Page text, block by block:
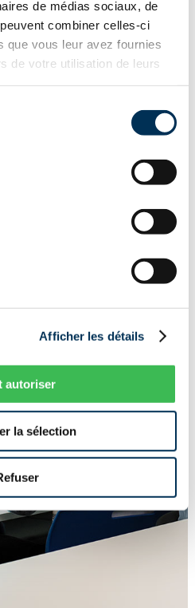
de médias sociaux, de
combiner celles-ci
que vous leur avez fournies
de votre utilisation de leurs
Afficher les détails
autoriser
la sélection